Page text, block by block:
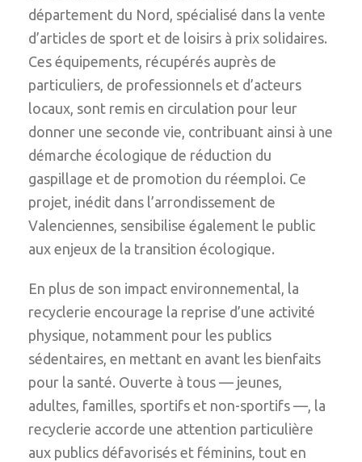
département du Nord, spécialisé dans la vente
d’articles de sport et de loisirs à prix solidaires.
Ces équipements, récupérés auprès de
particuliers, de professionnels et d’acteurs
locaux, sont remis en circulation pour leur
donner une seconde vie, contribuant ainsi à une
démarche écologique de réduction du
gaspillage et de promotion du réemploi. Ce
projet, inédit dans l’arrondissement de
Valenciennes, sensibilise également le public
aux enjeux de la transition écologique.
En plus de son impact environnemental, la
recyclerie encourage la reprise d’une activité
physique, notamment pour les publics
sédentaires, en mettant en avant les bienfaits
pour la santé. Ouverte à tous — jeunes,
adultes, familles, sportifs et non-sportifs —, la
recyclerie accorde une attention particulière
aux publics défavorisés et féminins, tout en